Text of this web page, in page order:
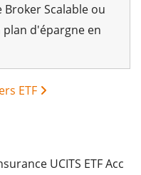
Scalable ou
d'épargne en
ETF
UCITS ETF Acc